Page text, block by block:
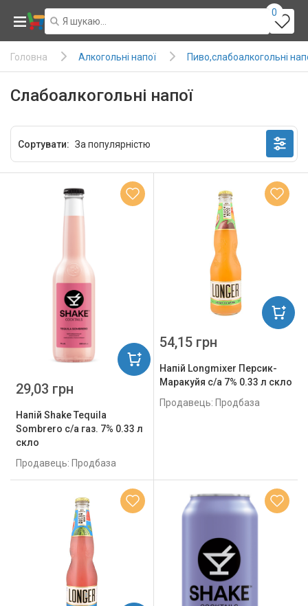
0
Головна Алкогольні напої Пиво,слабоалкогольні
Слабоалкогольні напої
Сортувати:
Напій Shake Tequila
Sombrero с/а газ. 7% 0.33 л
скло
Продавець: Продбаза
29,03 грн
Напій Longmixer Персик-
Маракуйя с/а 7% 0.33 л скло
Продавець: Продбаза
54,15 грн